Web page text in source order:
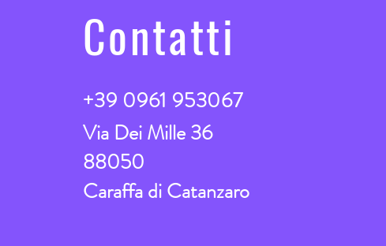
Contatti
+39 0961 953067
Via Dei Mille 36
88050
Caraffa di Catanzaro